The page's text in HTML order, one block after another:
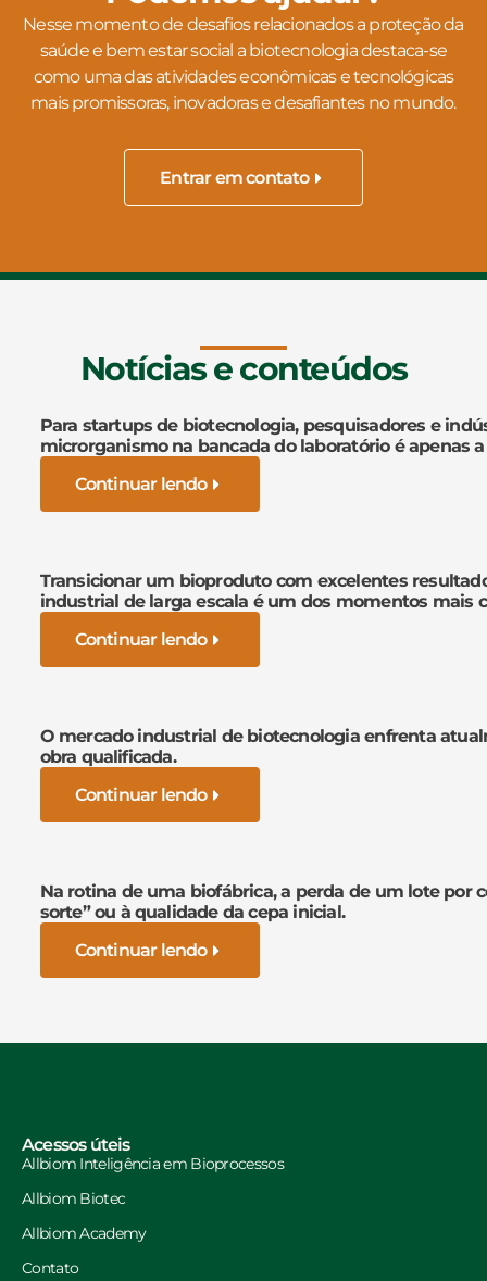
Nesse momento de desafios relacionados a proteção da
saúde e bem estar social a biotecnologia destaca-se
como uma das atividades econômicas e tecnológicas
mais promissoras, inovadoras e desafiantes no mundo.
Entrar em contato
Notícias e conteúdos
Para startups de biotecnologia, pesquisadores e
microrganismo na bancada do laboratório é apenas
Continuar lendo
Transicionar um bioproduto com excelentes
industrial de larga escala é um dos momentos mais
Continuar lendo
O mercado industrial de biotecnologia enfrenta
obra qualificada.
Continuar lendo
Na rotina de uma biofábrica, a perda de um lote por
sorte” ou à qualidade da cepa inicial.
Continuar lendo
Acessos úteis
Allbiom Inteligência em Bioprocessos
Allbiom Biotec
Allbiom Academy
Contato